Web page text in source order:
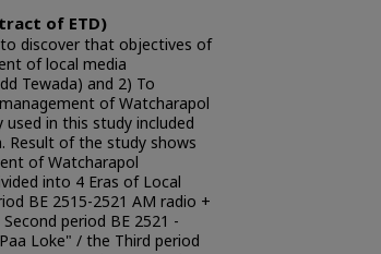
of ETD)
discover that objectives of
of local media
Tewada) and 2) To
of Watcharapol
in this study included
Result of the study shows
of Watcharapol
into 4 Eras of Local
BE 2515-2521 AM radio +
period BE 2521 -
Loke" / the Third period